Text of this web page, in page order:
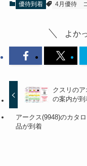
優待到着 4月優待
よか
クスリの
の案内が到
アークス(9948)のカタ
品が到着